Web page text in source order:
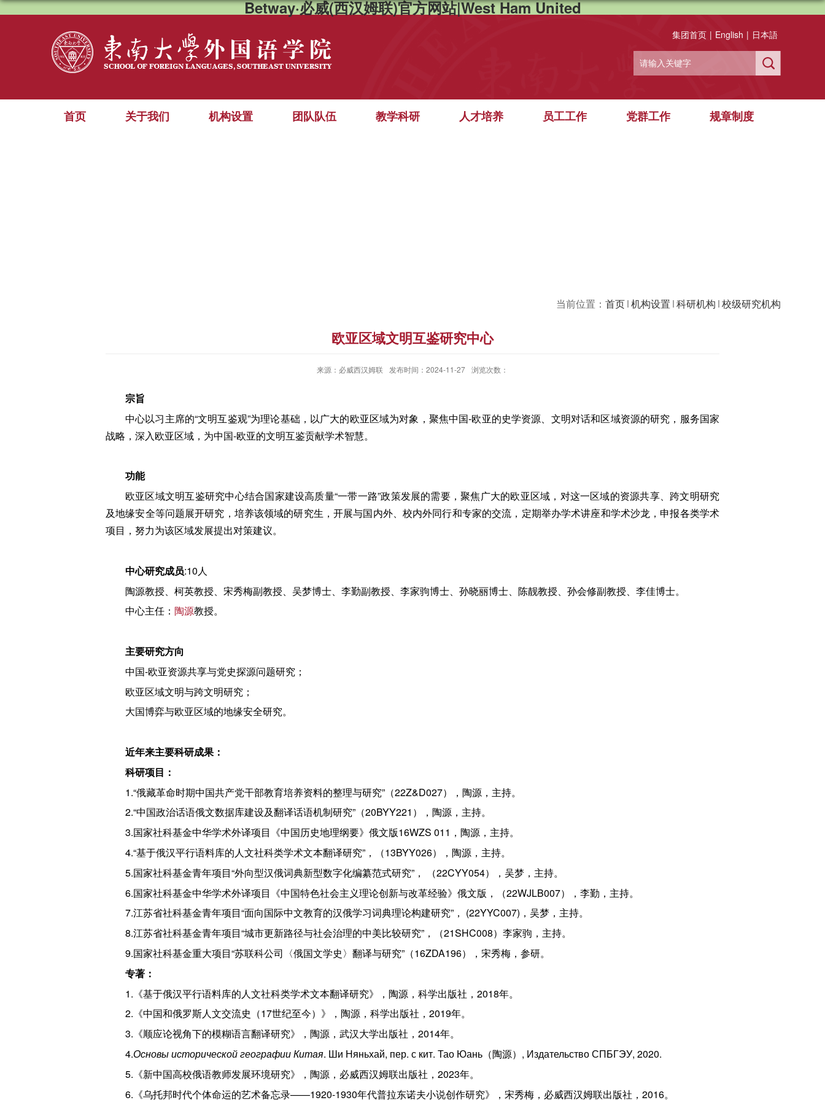
Betway·必威(西汉姆联)官方网站|West Ham United
集团首页 | English | 日本語
首页 关于我们 机构设置 团队队伍 教学科研 人才培养 员工工作 党群工作 规章制度
当前位置： 首页 机构设置 科研机构 校级研究机构
欧亚区域文明互鉴研究中心
来源：必威西汉姆联 发布时间：2024-11-27 浏览次数：
宗旨
中心以习主席的“文明互鉴观”为理论基础，以广大的欧亚区域为对象，聚焦中国-欧亚的史学资源、文明对话和区域资源的研究，服务国家
战略，深入欧亚区域，为中国-欧亚的文明互鉴贡献学术智慧。
功能
欧亚区域文明互鉴研究中心结合国家建设高质量“一带一路”政策发展的需要，聚焦广大的欧亚区域，对这一区域的资源共享、跨文明研究
及地缘安全等问题展开研究，培养该领域的研究生，开展与国内外、校内外同行和专家的交流，定期举办学术讲座和学术沙龙，申报各类学术
项目，努力为该区域发展提出对策建议。
中心研究成员:10人
陶源教授、柯英教授、宋秀梅副教授、吴梦博士、李勤副教授、李家驹博士、孙晓丽博士、陈靓教授、孙会修副教授、李佳博士。
中心主任： 陶源教授。
主要研究方向
中国-欧亚资源共享与党史探源问题研究；
欧亚区域文明与跨文明研究；
大国博弈与欧亚区域的地缘安全研究。
近年来主要科研成果：
科研项目：
1.“俄藏革命时期中国共产党干部教育培养资料的整理与研究”（22Z&D027），陶源，主持。
2.“中国政治话语俄文数据库建设及翻译话语机制研究”（20BYY221），陶源，主持。
3.国家社科基金中华学术外译项目《中国历史地理纲要》俄文版16WZS 011，陶源，主持。
4.“基于俄汉平行语料库的人文社科类学术文本翻译研究”，（13BYY026），陶源，主持。
5.国家社科基金青年项目“外向型汉俄词典新型数字化编纂范式研究”， （22CYY054），吴梦，主持。
6.国家社科基金中华学术外译项目《中国特色社会主义理论创新与改革经验》俄文版，（22WJLB007），李勤，主持。
7.江苏省社科基金青年项目“面向国际中文教育的汉俄学习词典理论构建研究”， (22YYC007)，吴梦，主持。
8.江苏省社科基金青年项目“城市更新路径与社会治理的中美比较研究”，（21SHC008）李家驹，主持。
9.国家社科基金重大项目“苏联科公司〈俄国文学史〉翻译与研究”（16ZDA196），宋秀梅，参研。
专著：
1.《基于俄汉平行语料库的人文社科类学术文本翻译研究》，陶源，科学出版社，2018年。
2.《中国和俄罗斯人文交流史（17世纪至今）》，陶源，科学出版社，2019年。
3.《顺应论视角下的模糊语言翻译研究》，陶源，武汉大学出版社，2014年。
4.Основы исторической географии Китая. Ши Няньхай, пер. с кит. Тао Юань（陶源）, Издательство СПБГЭУ, 2020.
5.《新中国高校俄语教师发展环境研究》，陶源，必威西汉姆联出版社，2023年。
6.《乌托邦时代个体命运的艺术备忘录——1920-1930年代普拉东诺夫小说创作研究》，宋秀梅，必威西汉姆联出版社，2016。